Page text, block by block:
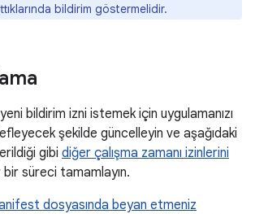
bildirim göstermelidir.
bildirim izni istemek için uygulamanızı
şekilde güncelleyin ve aşağıdaki
gibi diğer çalışma zamanı izinlerini
süreci tamamlayın.
dosyasında beyan etmeniz